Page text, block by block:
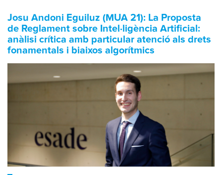
Josu Andoni Eguiluz (MUA 21): La Proposta
de Reglament sobre Intel·ligència Artificial:
anàlisi crítica amb particular atenció als drets
fonamentals i biaixos algorítmics